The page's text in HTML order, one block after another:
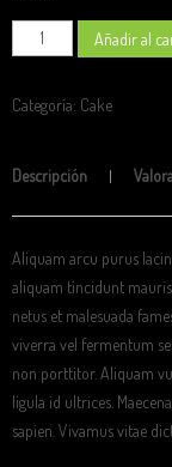
Chocolate
Cake
Añadir al
Categoría: Cake
Descripción
Aliquam arcu purus
aliquam tincidunt
netus et malesuada
viverra vel fermentum
non porttitor. Aliquam
ligula id ultrices.
sapien. Vivamus vitae